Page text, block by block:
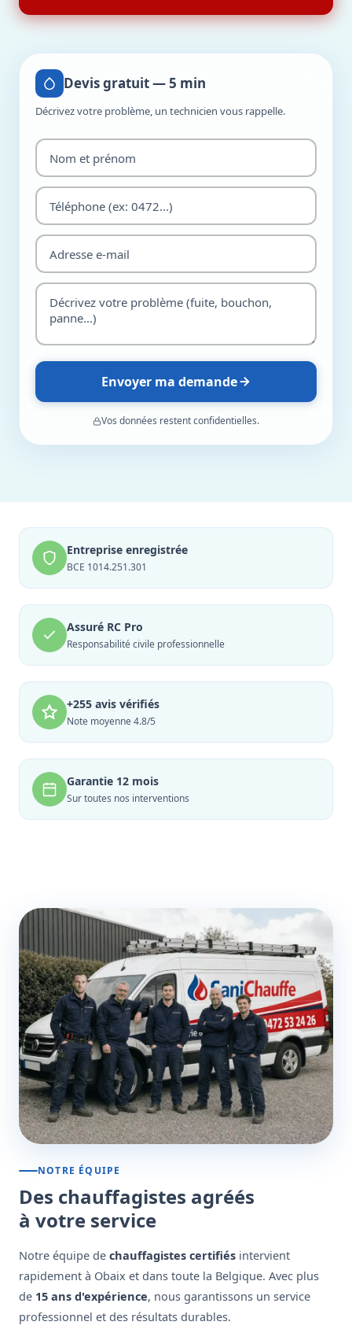
Devis gratuit — 5 min
Décrivez votre problème, un technicien vous rappelle.
Envoyer ma demande
Vos données restent confidentielles.
Entreprise enregistrée
BCE 1014.251.301
Assuré RC Pro
Responsabilité civile professionnelle
+255 avis vérifiés
Note moyenne 4.8/5
Garantie 12 mois
Sur toutes nos interventions
NOTRE ÉQUIPE
Des chauffagistes agréés
à votre service
Notre équipe de chauffagistes certifiés intervient
rapidement à Obaix et dans toute la Belgique. Avec plus
de 15 ans d'expérience, nous garantissons un service
professionnel et des résultats durables.